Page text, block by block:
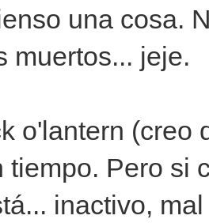
una cosa.
muertos... jeje.
o'lantern (creo
tiempo. Pero si
inactivo,